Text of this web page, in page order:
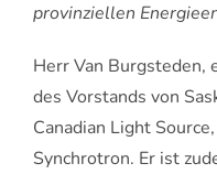
provinziellen
Herr Van Burgsteden,
des Vorstands von
Canadian Light
Synchrotron. Er ist